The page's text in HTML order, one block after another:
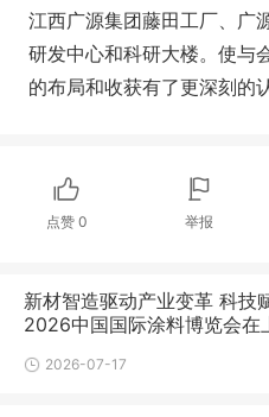
江西广源集团藤田工厂、广
研发中心和科研大楼。使与
的布局和收获有了更深刻的
点赞 0 举报
新材智造驱动产业变革 科
2026中国国际涂料博览会在
2026-07-17